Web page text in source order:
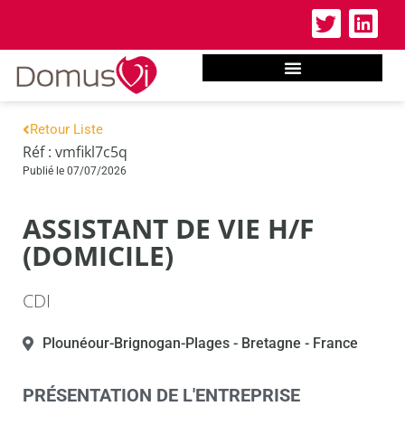
Retour Liste
Réf : vmfikl7c5q
Publié le 07/07/2026
ASSISTANT DE VIE H/F
(DOMICILE)
CDI
Plounéour-Brignogan-Plages - Bretagne - France
PRÉSENTATION DE L'ENTREPRISE